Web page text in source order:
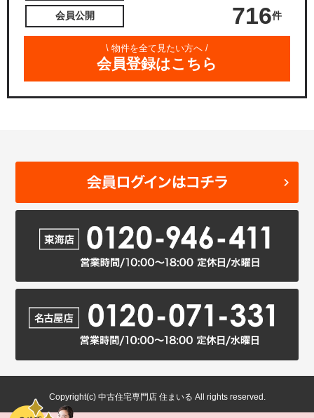
会員公開 716件
\ 物件を全て見たい方へ /
会員登録はこちら
Copyright(c) 中古住宅専門店 住まいる All rights reserved.